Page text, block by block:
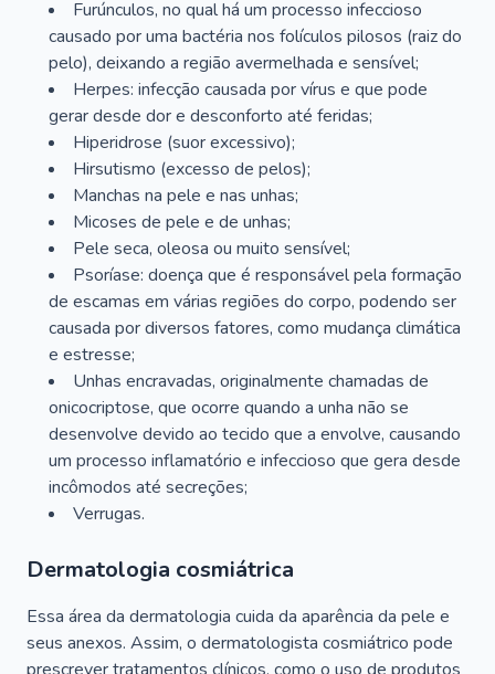
Furúnculos, no qual há um processo infeccioso
causado por uma bactéria nos folículos pilosos (raiz do
pelo), deixando a região avermelhada e sensível;
Herpes: infecção causada por vírus e que pode
gerar desde dor e desconforto até feridas;
Hiperidrose (suor excessivo);
Hirsutismo (excesso de pelos);
Manchas na pele e nas unhas;
Micoses de pele e de unhas;
Pele seca, oleosa ou muito sensível;
Psoríase: doença que é responsável pela formação
de escamas em várias regiões do corpo, podendo ser
causada por diversos fatores, como mudança climática
e estresse;
Unhas encravadas, originalmente chamadas de
onicocriptose, que ocorre quando a unha não se
desenvolve devido ao tecido que a envolve, causando
um processo inflamatório e infeccioso que gera desde
incômodos até secreções;
Verrugas.
Dermatologia cosmiátrica
Essa área da dermatologia cuida da aparência da pele e
seus anexos. Assim, o dermatologista cosmiátrico pode